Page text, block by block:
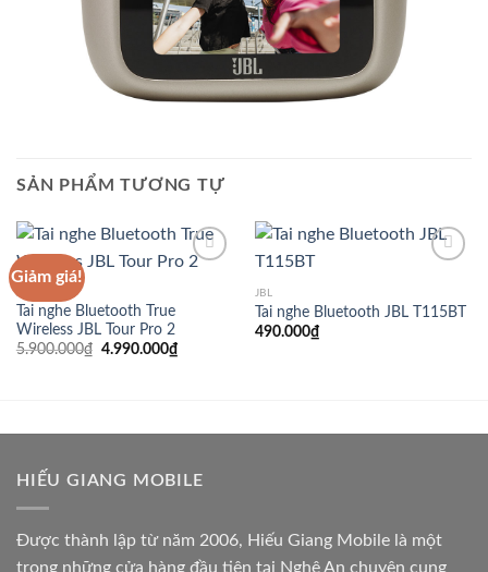
SẢN PHẨM TƯƠNG TỰ
Giảm giá!
JBL
Tai nghe Bluetooth True
Wireless JBL Tour Pro 2
5.900.000₫ Giá
4.990.000₫Giá
Add to
JBL
Tai nghe Bluetooth JBL T115BT
490.000₫
HIẾU GIANG MOBILE
Được thành lập từ năm 2006, Hiếu Giang Mobile là một
trong những cửa hàng đầu tiên tại Nghệ An chuyên cung